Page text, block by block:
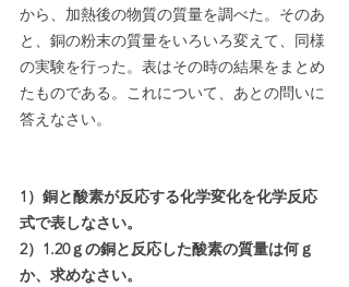
から、加熱後の物質の質量を調べた。そのあ
と、銅の粉末の質量をいろいろ変えて、同様
の実験を行った。表はその時の結果をまとめ
たものである。これについて、あとの問いに
答えなさい。
1）銅と酸素が反応する化学変化を化学反応
式で表しなさい。
2）1.20ｇの銅と反応した酸素の質量は何ｇ
か、求めなさい。